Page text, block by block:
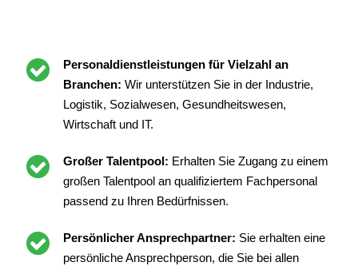
Personaldienstleistungen für Vielzahl an
Branchen: Wir unterstützen Sie in der Industrie,
Logistik, Sozialwesen, Gesundheitswesen,
Wirtschaft und IT.
Großer Talentpool: Erhalten Sie Zugang zu einem
großen Talentpool an qualifiziertem Fachpersonal
passend zu Ihren Bedürfnissen.
Persönlicher Ansprechpartner: Sie erhalten eine
persönliche Ansprechperson, die Sie bei allen